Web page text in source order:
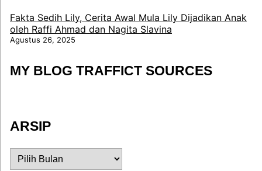
Fakta Sedih Lily, Cerita Awal Mula Lily Dijadikan Anak
oleh Raffi Ahmad dan Nagita Slavina
Agustus 26, 2025
MY BLOG TRAFFICT SOURCES
ARSIP
ARSIP